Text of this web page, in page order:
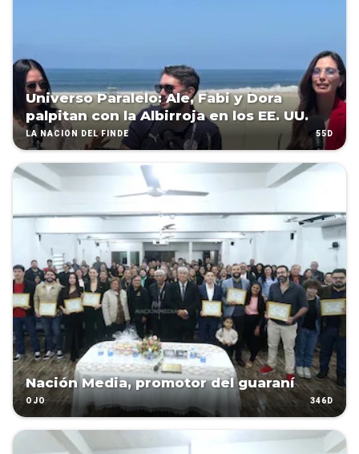
Universo Paralelo: Ale, Fabi y Dora
palpitan con la Albirroja en los EE. UU.
LA NACIÓN DEL FINDE 55D
Nación Media, promotor del guaraní
OJO 346D